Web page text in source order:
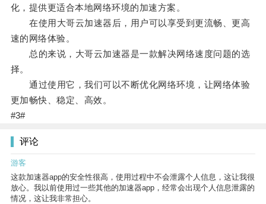
化，提供更适合本地网络环境的加速方案。
在使用大哥云加速器后，用户可以享受到更流畅、更高
速的网络体验。
总的来说，大哥云加速器是一款解决网络速度问题的选
择。
通过使用它，我们可以不断优化网络环境，让网络体验
更加畅快、稳定、高效。
#3#
评论
游客
这款加速器app的安全性很高，使用过程中不会泄露个人信息，这让我很
放心。我以前使用过一些其他的加速器app，经常会出现个人信息泄露的
情况，这让我非常担心。